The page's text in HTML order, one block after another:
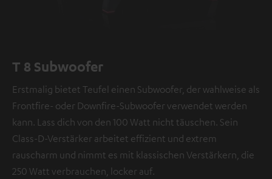
T 8 Subwoofer
Erstmalig bietet Teufel einen Subwoofer, der wahlweise als
Frontfire- oder Downfire-Subwoofer verwendet werden
kann. Lass dich von den 100 Watt nicht täuschen. Sein
Class-D-Verstärker arbeitet effizient und extrem
rauscharm und nimmt es mit klassischen Verstärkern, die
250 Watt verbrauchen, locker auf.